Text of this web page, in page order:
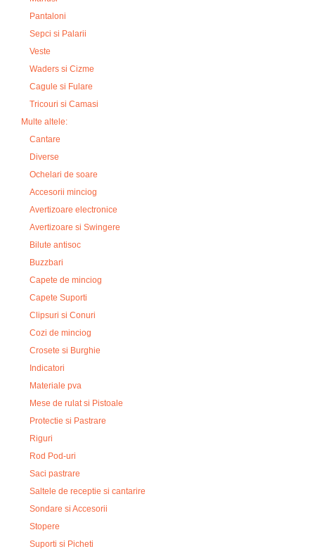
Pantaloni
Sepci si Palarii
Veste
Waders si Cizme
Cagule si Fulare
Tricouri si Camasi
Multe altele:
Cantare
Diverse
Ochelari de soare
Accesorii minciog
Avertizoare electronice
Avertizoare si Swingere
Bilute antisoc
Buzzbari
Capete de minciog
Capete Suporti
Clipsuri si Conuri
Cozi de minciog
Crosete si Burghie
Indicatori
Materiale pva
Mese de rulat si Pistoale
Protectie si Pastrare
Riguri
Rod Pod-uri
Saci pastrare
Saltele de receptie si cantarire
Sondare si Accesorii
Stopere
Suporti si Picheti